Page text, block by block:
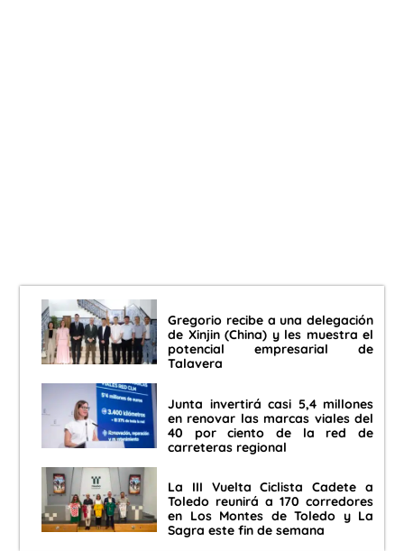
Gregorio recibe a una delegación
de Xinjin (China) y les muestra el
potencial empresarial de
Talavera
Junta invertirá casi 5,4 millones
en renovar las marcas viales del
40 por ciento de la red de
carreteras regional
La III Vuelta Ciclista Cadete a
Toledo reunirá a 170 corredores
en Los Montes de Toledo y La
Sagra este fin de semana